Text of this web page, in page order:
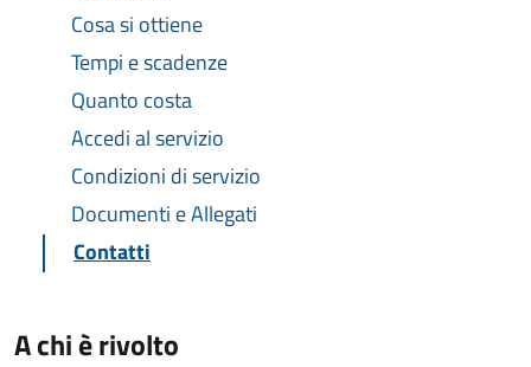
Cosa si ottiene
Tempi e scadenze
Quanto costa
Accedi al servizio
Condizioni di servizio
Documenti e Allegati
Contatti
A chi è rivolto